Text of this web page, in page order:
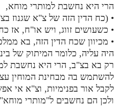
הרי היא נחשבת למותרי מוחא,
• (כח הדין הזה של צ"א שגנוז
• כשעושים זווג, ויש או"ח, אז
• מכיוון שכח הדין הזה, בא
היה עליה, כלומר המיתוק של
רק בא בצ"ב, הרי היא נחשבת
להשתמש בה מבחינת המוחין
לקבל אור בפנימיות, וצ"א אי
ולכן הם נחשבים ל"מותרי